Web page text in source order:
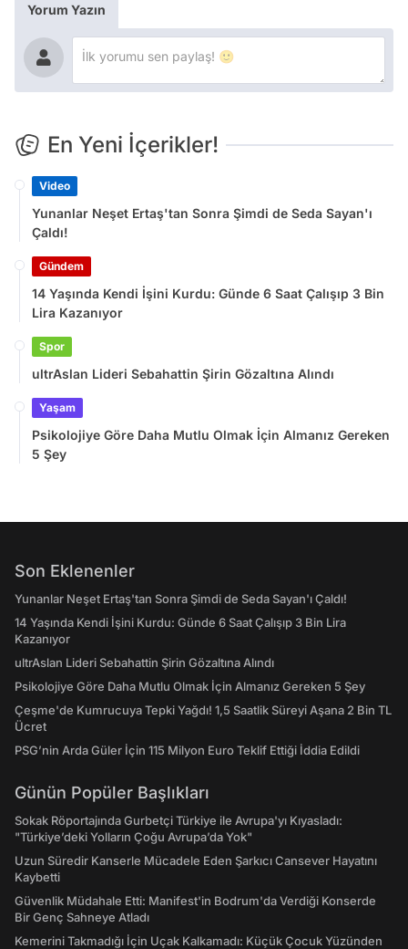
Yorum Yazın
En Yeni İçerikler!
Video
Yunanlar Neşet Ertaş'tan Sonra Şimdi de Seda Sayan'ı
Çaldı!
Gündem
14 Yaşında Kendi İşini Kurdu: Günde 6 Saat Çalışıp 3 Bin
Lira Kazanıyor
Spor
ultrAslan Lideri Sebahattin Şirin Gözaltına Alındı
Yaşam
Psikolojiye Göre Daha Mutlu Olmak İçin Almanız Gereken
5 Şey
Son Eklenenler
Yunanlar Neşet Ertaş'tan Sonra Şimdi de Seda Sayan'ı Çaldı!
14 Yaşında Kendi İşini Kurdu: Günde 6 Saat Çalışıp 3 Bin Lira
Kazanıyor
ultrAslan Lideri Sebahattin Şirin Gözaltına Alındı
Psikolojiye Göre Daha Mutlu Olmak İçin Almanız Gereken 5 Şey
Çeşme'de Kumrucuya Tepki Yağdı! 1,5 Saatlik Süreyi Aşana 2 Bin TL
Ücret
PSG’nin Arda Güler İçin 115 Milyon Euro Teklif Ettiği İddia Edildi
Günün Popüler Başlıkları
Sokak Röportajında Gurbetçi Türkiye ile Avrupa'yı Kıyasladı:
"Türkiye’deki Yolların Çoğu Avrupa’da Yok"
Uzun Süredir Kanserle Mücadele Eden Şarkıcı Cansever Hayatını
Kaybetti
Güvenlik Müdahale Etti: Manifest'in Bodrum'da Verdiği Konserde
Bir Genç Sahneye Atladı
Kemerini Takmadığı İçin Uçak Kalkamadı: Küçük Çocuk Yüzünden